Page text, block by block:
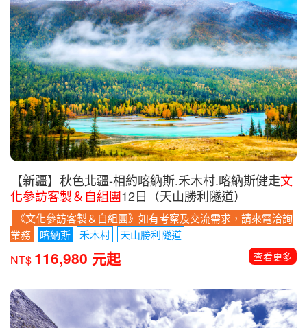
【新疆】秋色北疆-相約喀納斯.禾木村.喀納斯健走文
化參訪客製＆自組團12日（天山勝利隧道）
《文化參訪客製＆自組團》如有考察及交流需求，請來電洽詢
業務
喀納斯 禾木村 天山勝利隧道
NT$ 116,980 元起 查看更多